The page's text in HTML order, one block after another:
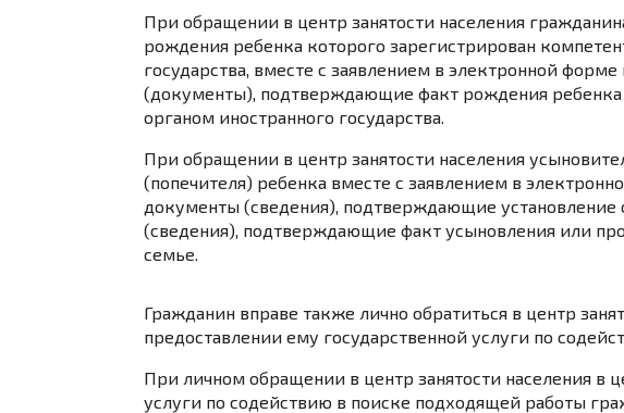
При обращении в центр занятости населения
рождения ребенка которого зарегистрирован
государства, вместе с заявлением в электронной
(документы), подтверждающие факт рождения
органом иностранного государства.
При обращении в центр занятости населения
(попечителя) ребенка вместе с заявлением в
документы (сведения), подтверждающие установление
(сведения), подтверждающие факт усыновления или
семье.
Гражданин вправе также лично обратиться в центр
предоставлении ему государственной услуги по
При личном обращении в центр занятости населения в
услуги по содействию в поиске подходящей работы